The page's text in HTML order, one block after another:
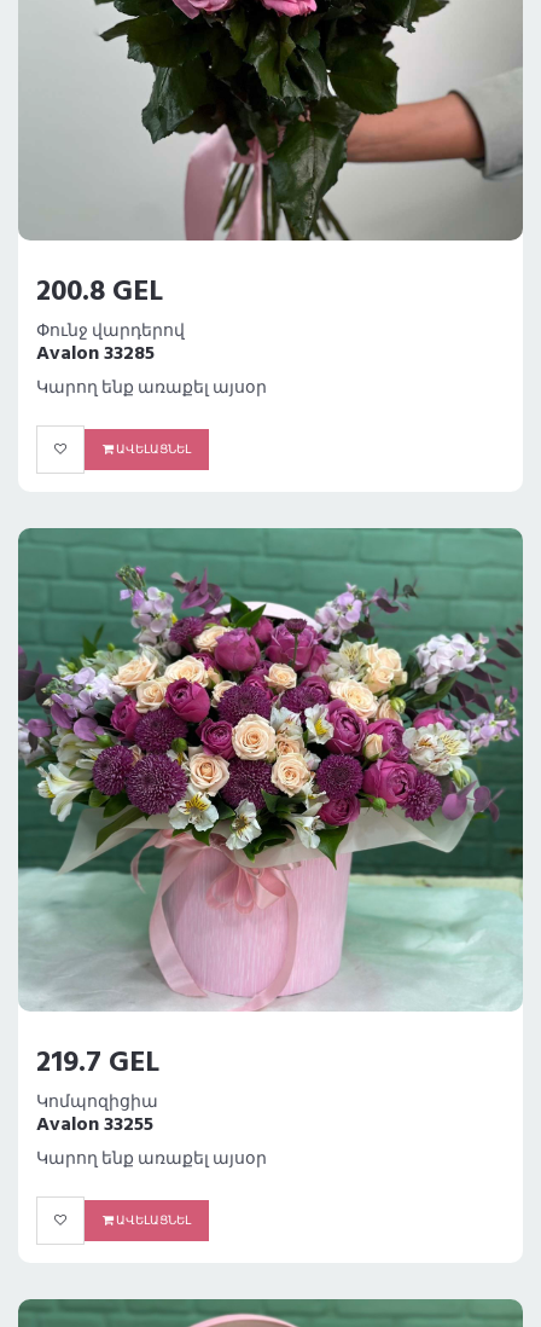
200.8 GEL
Փունջ վարդերով
Avalon 33285
Կարող ենք առաքել այսօր
ԱՎԵԼԱՑՆԵԼ
219.7 GEL
Կոմպոզիցիա
Avalon 33255
Կարող ենք առաքել այսօր
ԱՎԵԼԱՑՆԵԼ